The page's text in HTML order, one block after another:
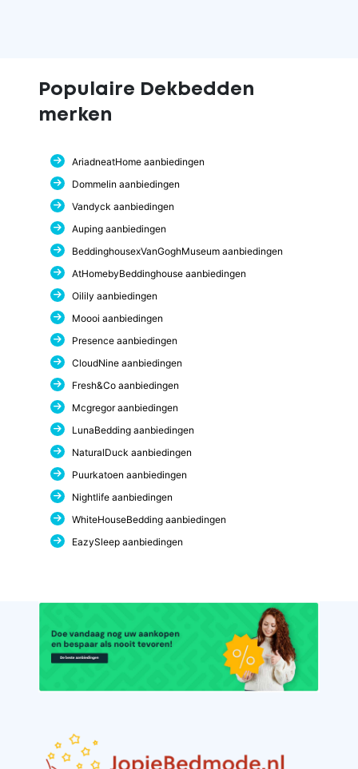
Populaire Dekbedden
merken
AriadneatHome aanbiedingen
Dommelin aanbiedingen
Vandyck aanbiedingen
Auping aanbiedingen
BeddinghousexVanGoghMuseum aanbiedingen
AtHomebyBeddinghouse aanbiedingen
Oilily aanbiedingen
Moooi aanbiedingen
Presence aanbiedingen
CloudNine aanbiedingen
Fresh&Co aanbiedingen
Mcgregor aanbiedingen
LunaBedding aanbiedingen
NaturalDuck aanbiedingen
Puurkatoen aanbiedingen
Nightlife aanbiedingen
WhiteHouseBedding aanbiedingen
EazySleep aanbiedingen